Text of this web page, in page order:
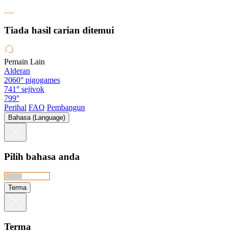
Tiada hasil carian ditemui
Pemain Lain
Alderan
2060° pigogames
741° sejivok
799°
Perihal FAQ Pembangun
Bahasa (Language)
Pilih bahasa anda
Terma
Terma